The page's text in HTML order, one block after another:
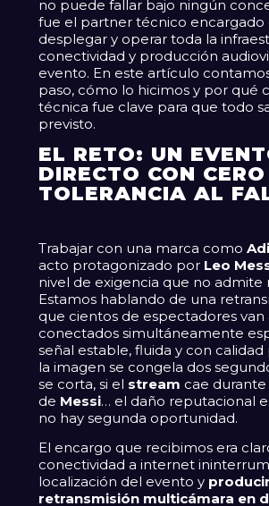
no puede fallar bajo ningún
fue el partner técnico encargado
desplegar y operar toda la
conectividad y producción
evento. En este artículo
paso, cómo lo hicimos y por qué
técnica fue clave para que todo
previsto.
EL RETO: UN
DIRECTO CON CERO
TOLERANCIA AL
Trabajar con una marca como
acto protagonizado por Leo
nivel de exigencia que no admite
Estamos hablando de una
que cientos de espectadores van
conectados simultáneamente
señal estable, fluida y con calidad
la imagen se congela dos
se corta, si el stream cae
de Messi… el daño reputacional
no hay segunda oportunidad.
El encargo que recibimos era
conectividad a internet
localización del evento y
retransmisión multicámara en